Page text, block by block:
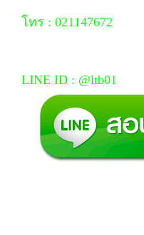
โทร : 021147672
LINE ID : @ltb01